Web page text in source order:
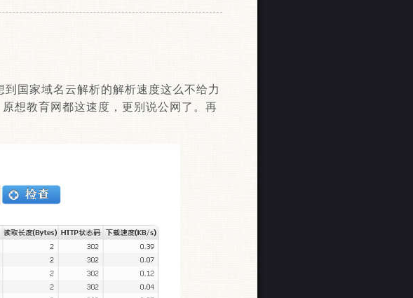
国家域名云解析的解析速度这么不给力
想教育网都这速度，更别说公网了。再